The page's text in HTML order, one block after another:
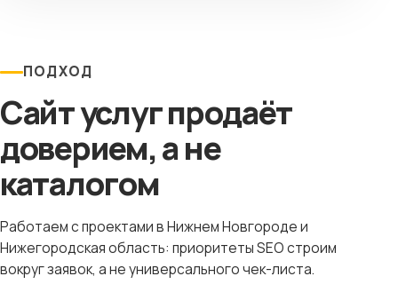
ПОДХОД
Сайт услуг продаёт
доверием, а не
каталогом
Работаем с проектами в Нижнем Новгороде и
Нижегородская область: приоритеты SEO строим
вокруг заявок, а не универсального чек-листа.